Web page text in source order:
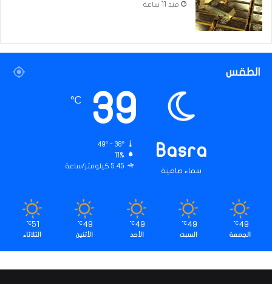
منذ 11 ساعة
الطقس
Basra
سماء صافية
39
℃
49º - 38º
11%
5.45 كيلومتر/ساعة
49
℃
الجمعة
49
℃
السبت
49
℃
الأحد
49
℃
الأثنين
51
℃
الثلاثاء